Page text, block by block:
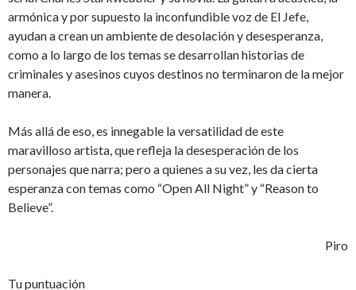
armónica y por supuesto la inconfundible voz de El Jefe,
ayudan a crean un ambiente de desolación y desesperanza,
como a lo largo de los temas se desarrollan historias de
criminales y asesinos cuyos destinos no terminaron de la mejor
manera.
Más allá de eso, es innegable la versatilidad de este
maravilloso artista, que refleja la desesperación de los
personajes que narra; pero a quienes a su vez, les da cierta
esperanza con temas como “Open All Night” y “Reason to
Believe”.
Piro
Tu puntuación